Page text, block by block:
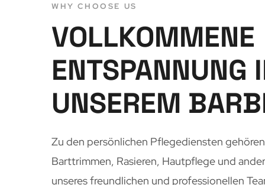
WHY CHOOSE US
VOLLKOMMENE
ENTSPANNUNG
UNSEREM
Zu den persönlichen Pflegediensten
Barttrimmen, Rasieren, Hautpflege und
unseres freundlichen und professionellen